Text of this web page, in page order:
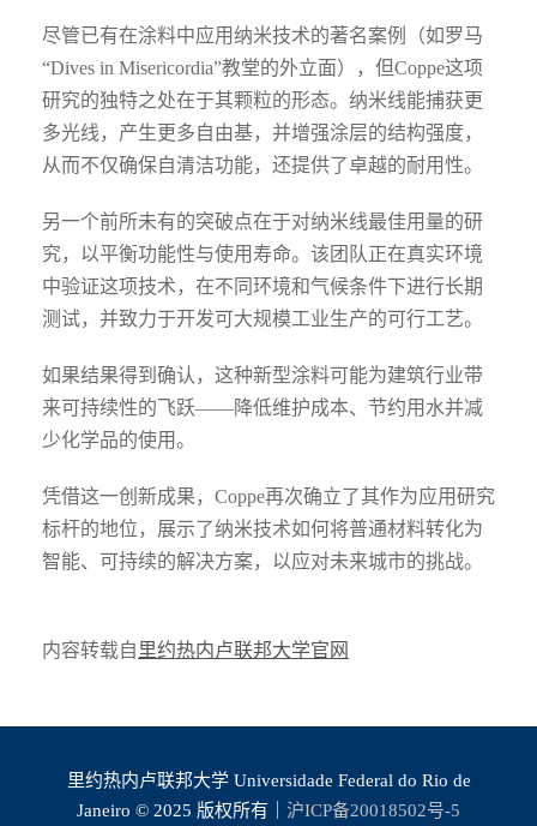
尽管已有在涂料中应用纳米技术的著名案例（如罗马
“Dives in Misericordia”教堂的外立面），但Coppe这项
研究的独特之处在于其颗粒的形态。纳米线能捕获更
多光线，产生更多自由基，并增强涂层的结构强度，
从而不仅确保自清洁功能，还提供了卓越的耐用性。
另一个前所未有的突破点在于对纳米线最佳用量的研
究，以平衡功能性与使用寿命。该团队正在真实环境
中验证这项技术，在不同环境和气候条件下进行长期
测试，并致力于开发可大规模工业生产的可行工艺。
如果结果得到确认，这种新型涂料可能为建筑行业带
来可持续性的飞跃——降低维护成本、节约用水并减
少化学品的使用。
凭借这一创新成果，Coppe再次确立了其作为应用研究
标杆的地位，展示了纳米技术如何将普通材料转化为
智能、可持续的解决方案，以应对未来城市的挑战。
内容转载自 里约热内卢联邦大学官网
里约热内卢联邦大学 Universidade Federal do Rio de
Janeiro © 2025 版权所有｜ 沪ICP备20018502号-5